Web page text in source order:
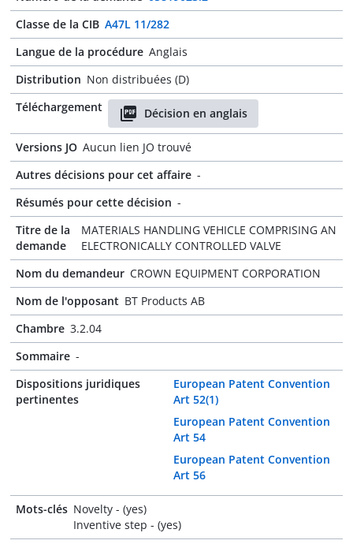
Classe de la CIB A47L 11/282
Langue de la procédure Anglais
Distribution Non distribuées (D)
Téléchargement
Décision en anglais
Versions JO Aucun lien JO trouvé
Autres décisions pour cet affaire -
Résumés pour cette décision -
Titre de la
demande
MATERIALS HANDLING VEHICLE COMPRISING AN
ELECTRONICALLY CONTROLLED VALVE
Nom du demandeur CROWN EQUIPMENT CORPORATION
Nom de l'opposant BT Products AB
Chambre 3.2.04
Sommaire -
Dispositions juridiques
pertinentes
European Patent Convention
Art 52(1)
European Patent Convention
Art 54
European Patent Convention
Art 56
Mots-clés Novelty - (yes)
Inventive step - (yes)